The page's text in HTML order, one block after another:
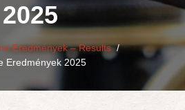
2025
Eredmények – Results/
Eredmények 2025